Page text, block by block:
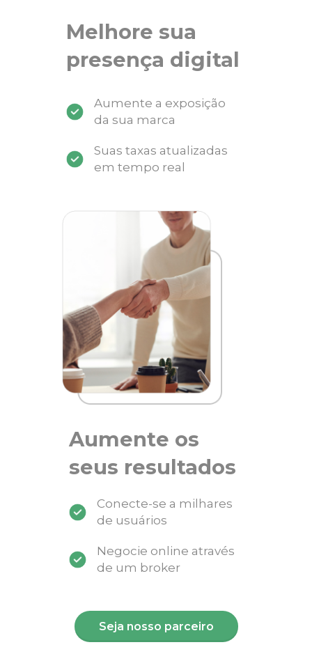
Melhore sua
presença digital
Aumente a exposição
da sua marca
Suas taxas atualizadas
em tempo real
Aumente os
seus resultados
Conecte-se a milhares
de usuários
Negocie online através
de um broker
Seja nosso parceiro